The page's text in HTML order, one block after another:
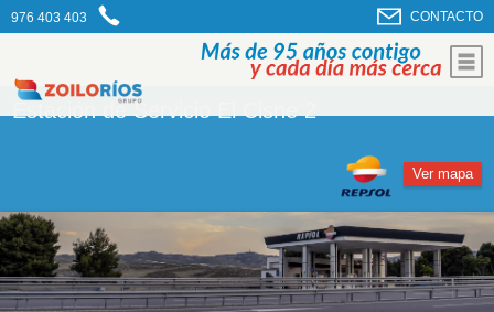
976 403 403 CONTACTO
Estación de Servicio El Cisne 2
Ver mapa